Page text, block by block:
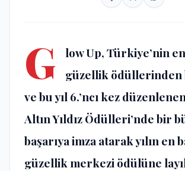
G
low Up, Türkiye’nin
güzellik ödüllerinden
ve bu yıl 6.’ncı kez
Altın Yıldız Ödülleri’nde bir
başarıya imza atarak yılın en
güzellik merkezi ödülüne